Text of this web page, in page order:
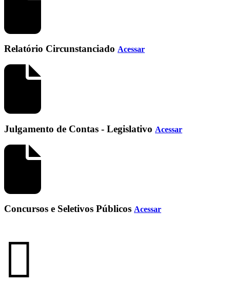
Relatório Circunstanciado Acessar
Julgamento de Contas - Legislativo Acessar
Concursos e Seletivos Públicos Acessar